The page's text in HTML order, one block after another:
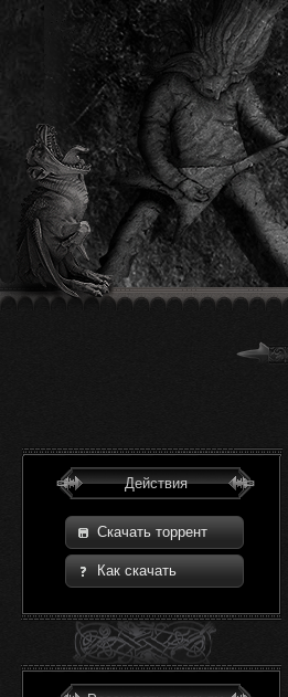
Действия
Скачать торрент
Как скачать